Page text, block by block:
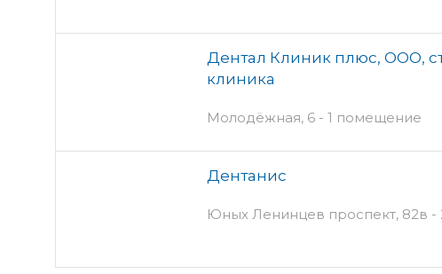
Дентал Клиник плюс, ООО,
клиника
Молодёжная, 6 - 1 помещение
Дентанис
Юных Ленинцев проспект, 82в -